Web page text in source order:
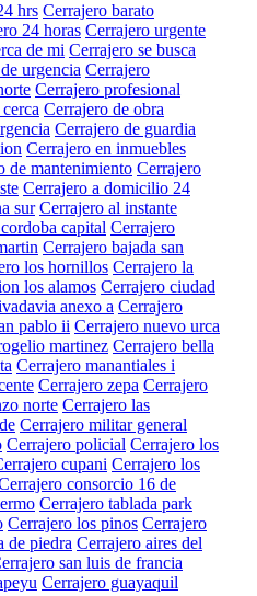
hrs Cerrajero barato
24 horas Cerrajero urgente
de mi Cerrajero se busca
urgencia Cerrajero
Cerrajero profesional
Cerrajero de obra
Cerrajero de guardia
Cerrajero en inmuebles
de mantenimiento Cerrajero
Cerrajero a domicilio 24
sur Cerrajero al instante
capital Cerrajero
Cerrajero bajada san
los hornillos Cerrajero la
los alamos Cerrajero ciudad
anexo a Cerrajero
pablo ii Cerrajero nuevo urca
martinez Cerrajero bella
Cerrajero manantiales i
Cerrajero zepa Cerrajero
norte Cerrajero las
Cerrajero militar general
Cerrajero policial Cerrajero los
cupani Cerrajero los
consorcio 16 de
Cerrajero tablada park
Cerrajero los pinos Cerrajero
de piedra Cerrajero aires del
san luis de francia
Cerrajero guayaquil